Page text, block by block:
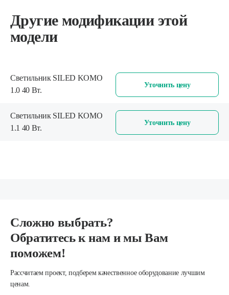
Другие модификации этой
модели
Светильник SILED KOMO
1.0 40 Вт.
Уточнить цену
Светильник SILED KOMO
1.1 40 Вт.
Уточнить цену
Сложно выбрать?
Обратитесь к нам и мы Вам
поможем!
Рассчитаем проект, подберем качественное оборудование лучшим
ценам.